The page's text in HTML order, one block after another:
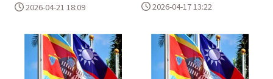
2026-04-21 18:09 2026-04-17 13:22